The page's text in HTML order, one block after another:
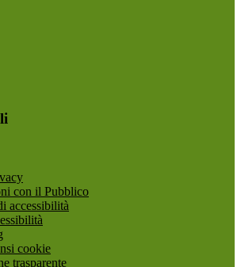
con il Pubblico
accessibilità
cookie
trasparente